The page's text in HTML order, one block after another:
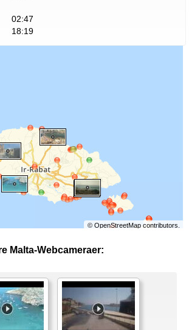
02:47
18:19
© OpenStreetMapcontributors.
Malta-Webcameraer: